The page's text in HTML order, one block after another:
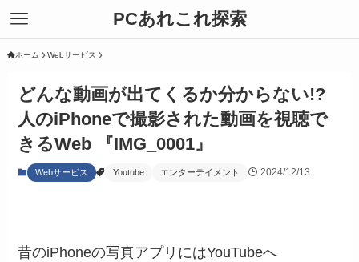
PCあれこれ探索
ホーム Webサービス
どんな動画が出てくるか分からない!?
人のiPhoneで撮影された動画を視聴で
きるWeb 『IMG_0001』
Webサービス Youtube エンターテイメント 2024/12/13
昔のiPhoneの写真アプリにはYouTubeへ